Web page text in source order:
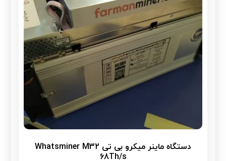
دستگاه ماینر میکرو بی تی Whatsminer M32
68Th/s